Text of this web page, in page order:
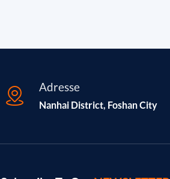
Adresse
Nanhai District, Foshan City